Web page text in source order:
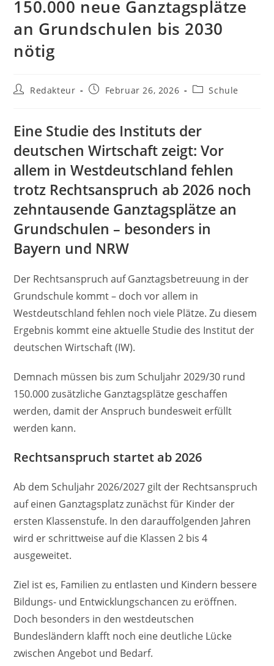
150.000 neue Ganztagsplätze
an Grundschulen bis 2030
nötig
Beitrags-
Redakteur
BeitragFebruar 26, 2026
Beitrags-
Schule
Eine Studie des Instituts der
deutschen Wirtschaft zeigt: Vor
allem in Westdeutschland fehlen
trotz Rechtsanspruch ab 2026 noch
zehntausende Ganztagsplätze an
Grundschulen – besonders in
Bayern und NRW
Der Rechtsanspruch auf Ganztagsbetreuung in der
Grundschule kommt – doch vor allem in
Westdeutschland fehlen noch viele Plätze. Zu diesem
Ergebnis kommt eine aktuelle Studie des Institut der
deutschen Wirtschaft (IW).
Demnach müssen bis zum Schuljahr 2029/30 rund
150.000 zusätzliche Ganztagsplätze geschaffen
werden, damit der Anspruch bundesweit erfüllt
werden kann.
Rechtsanspruch startet ab 2026
Ab dem Schuljahr 2026/2027 gilt der Rechtsanspruch
auf einen Ganztagsplatz zunächst für Kinder der
ersten Klassenstufe. In den darauffolgenden Jahren
wird er schrittweise auf die Klassen 2 bis 4
ausgeweitet.
Ziel ist es, Familien zu entlasten und Kindern bessere
Bildungs- und Entwicklungschancen zu eröffnen.
Doch besonders in den westdeutschen
Bundesländern klafft noch eine deutliche Lücke
zwischen Angebot und Bedarf.